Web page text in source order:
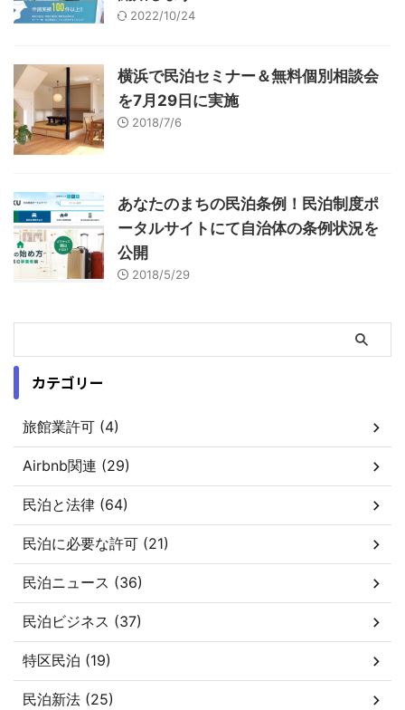
2022/10/24
横浜で民泊セミナー＆無料個別相談会
を7月29日に実施
2018/7/6
あなたのまちの民泊条例！民泊制度ポ
ータルサイトにて自治体の条例状況を
公開
2018/5/29
カテゴリー
旅館業許可 (4)
Airbnb関連 (29)
民泊と法律 (64)
民泊に必要な許可 (21)
民泊ニュース (36)
民泊ビジネス (37)
特区民泊 (19)
民泊新法 (25)